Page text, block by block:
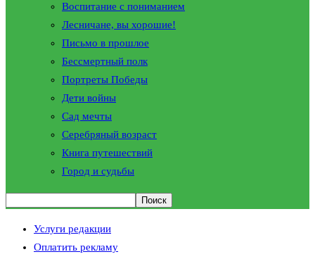
Воспитание с пониманием
Лесничане, вы хорошие!
Письмо в прошлое
Бессмертный полк
Портреты Победы
Дети войны
Сад мечты
Серебряный возраст
Книга путешествий
Город и судьбы
Услуги редакции
Оплатить рекламу